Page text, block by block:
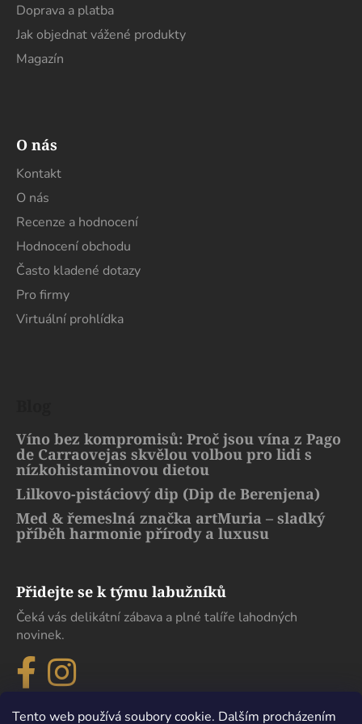
Tento web používá soubory cookie. Dalším procházením
Doprava a platba
Jak objednat vážené produkty
Magazín
O nás
Kontakt
O nás
Recenze a hodnocení
Hodnocení obchodu
Často kladené dotazy
Pro firmy
Virtuální prohlídka
Víno bez kompromisů: Proč jsou vína z Pago
de Carraovejas skvělou volbou pro lidi s
nízkohistaminovou dietou
Lilkovo-pistáciový dip (Dip de Berenjena)
Med & řemeslná značka artMuria – sladký
příběh harmonie přírody a luxusu
Přidejte se k týmu labužníků
Čeká vás delikátní zábava a plné talíře lahodných
novinek.